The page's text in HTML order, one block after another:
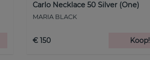
Carlo Necklace 50 Silver (One)
MARIA BLACK
€ 150 Koop!